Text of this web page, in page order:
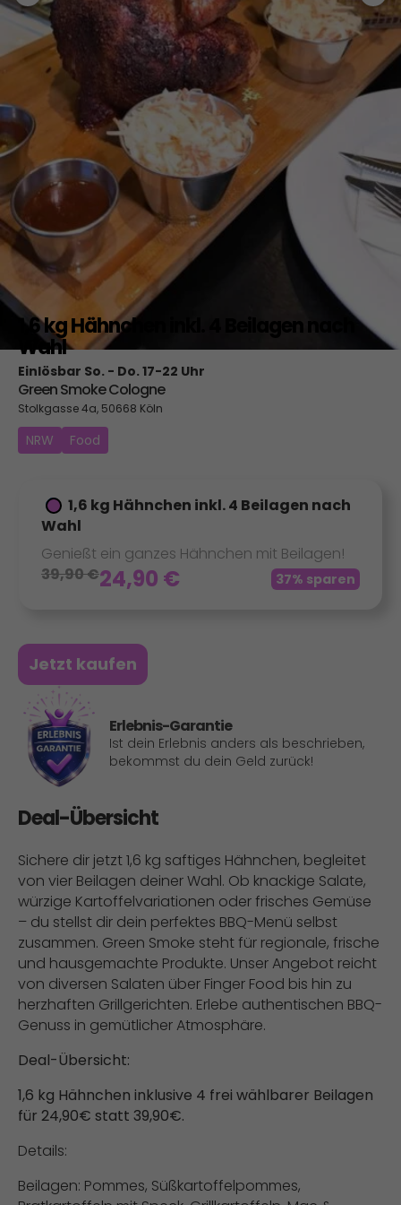
1,6 kg Hähnchen inkl. 4 Beilagen nach
Wahl
Einlösbar So. - Do. 17-22 Uhr
Green Smoke Cologne
Stolkgasse 4a, 50668 Köln
NRW Food
1,6 kg Hähnchen inkl. 4 Beilagen nach
Wahl
Genießt ein ganzes Hähnchen mit Beilagen!
39,90€24,90 € 37% sparen
Jetzt kaufen
Erlebnis-Garantie
Ist dein Erlebnis anders als beschrieben,
bekommst du dein Geld zurück!
Deal-Übersicht
Sichere dir jetzt 1,6 kg saftiges Hähnchen, begleitet
von vier Beilagen deiner Wahl. Ob knackige Salate,
würzige Kartoffelvariationen oder frisches Gemüse
– du stellst dir dein perfektes BBQ-Menü selbst
zusammen. Green Smoke steht für regionale, frische
und hausgemachte Produkte. Unser Angebot reicht
von diversen Salaten über Finger Food bis hin zu
herzhaften Grillgerichten. Erlebe authentischen BBQ-
Genuss in gemütlicher Atmosphäre.
Deal-Übersicht:
1,6 kg Hähnchen inklusive 4 frei wählbarer Beilagen
für 24,90€ statt 39,90€.
Details:
Beilagen: Pommes, Süßkartoffelpommes,